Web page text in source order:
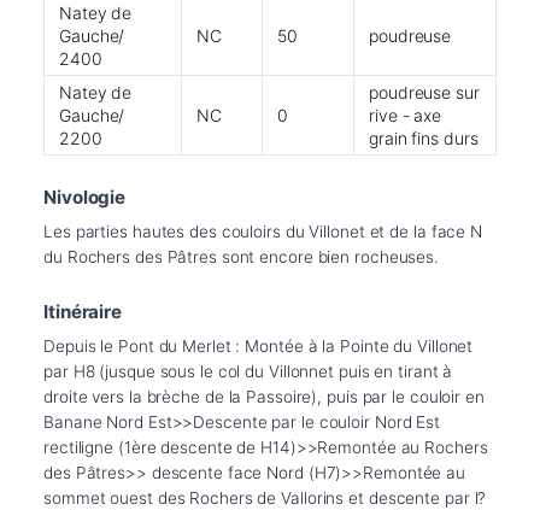
Natey de
Gauche/
2400
NC 50 poudreuse
Natey de
Gauche/
2200
NC 0
poudreuse sur
rive - axe
grain fins durs
Nivologie
Les parties hautes des couloirs du Villonet et de la face N
du Rochers des Pâtres sont encore bien rocheuses.
Itinéraire
Depuis le Pont du Merlet : Montée à la Pointe du Villonet
par H8 (jusque sous le col du Villonnet puis en tirant à
droite vers la brèche de la Passoire), puis par le couloir en
Banane Nord Est>>Descente par le couloir Nord Est
rectiligne (1ère descente de H14)>>Remontée au Rochers
des Pâtres>> descente face Nord (H7)>>Remontée au
sommet ouest des Rochers de Vallorins et descente par l?